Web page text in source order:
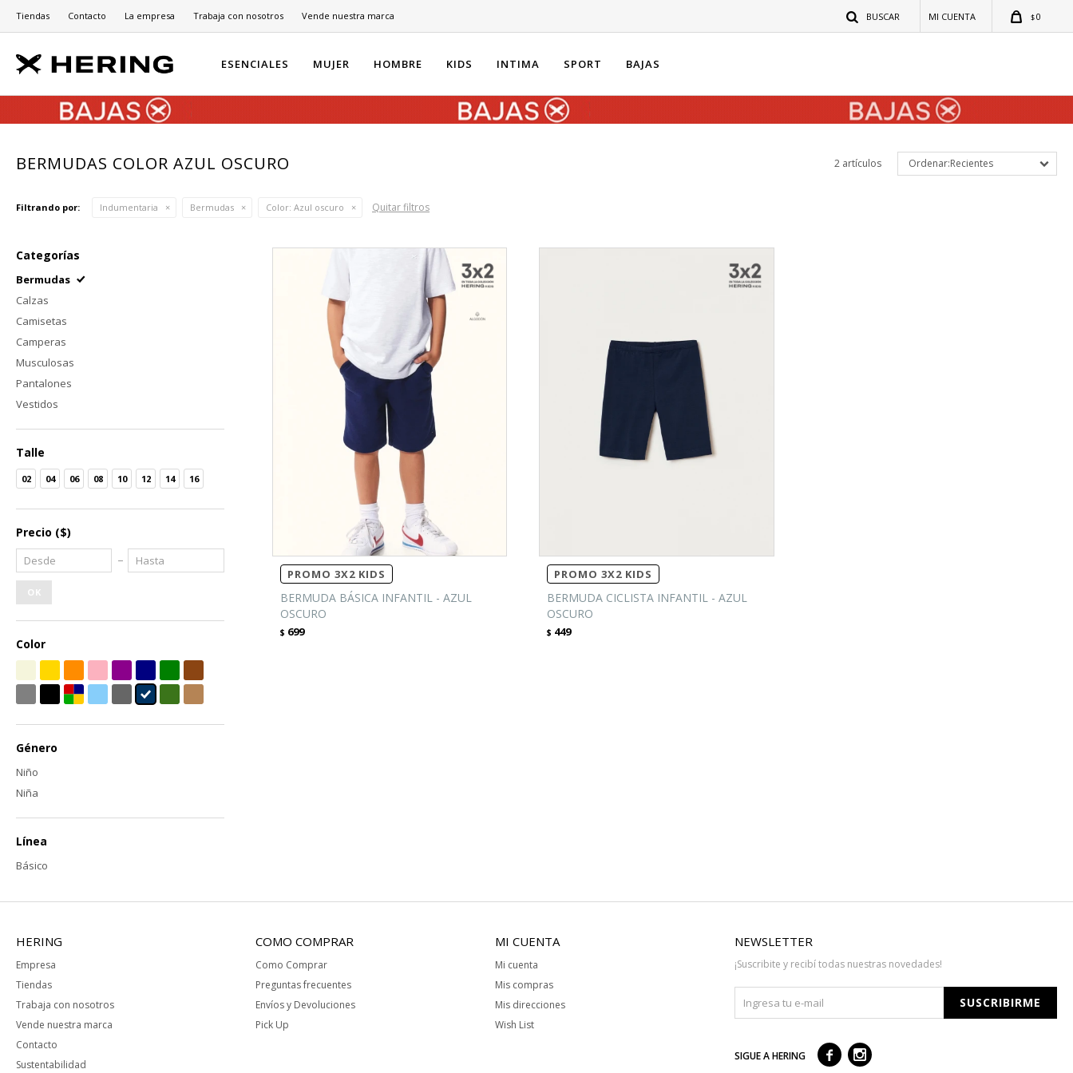
ESENCIALES MUJER HOMBRE KIDS INTIMA SPORT BAJAS
$0
Tiendas Contacto La empresa Trabaja con nosotros Vende nuestra marca
BERMUDAS COLOR AZUL OSCURO 2 artículos Recientes
Filtrando por: Indumentaria Bermudas Color: Azul oscuro Quitar filtros
PROMO 3X2 KIDS
BERMUDA BÁSICA INFANTIL - AZUL
OSCURO
$ 699
PROMO 3X2 KIDS
BERMUDA CICLISTA INFANTIL - AZUL
OSCURO
$ 449
Categorías
Bermudas
Calzas
Camisetas
Camperas
Musculosas
Pantalones
Vestidos
Talle
02 04 06 08 10 12 14 16
Precio ($)
OK
Color
Género
Niño
Niña
Línea
Básico
HERING
Empresa
Tiendas
Trabaja con nosotros
Vende nuestra marca
Contacto
Sustentabilidad
COMO COMPRAR
Como Comprar
Preguntas frecuentes
Envíos y Devoluciones
Pick Up
MI CUENTA
Mi cuenta
Mis compras
Mis direcciones
Wish List
NEWSLETTER
¡Suscribite y recibí todas nuestras novedades!
SUSCRIBIRME
SIGUE A HERING  